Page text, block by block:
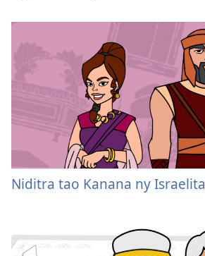
Niditra tao Kanana ny Israelita